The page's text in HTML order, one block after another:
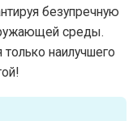
безупречную
среды.
наилучшего